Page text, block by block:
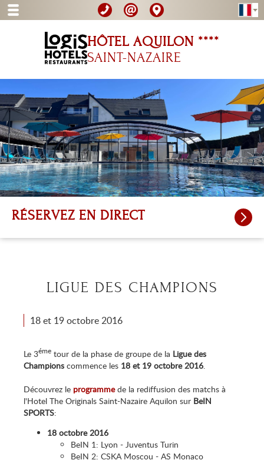
HÔTEL AQUILON ****
SAINT-NAZAIRE
RÉSERVEZ EN DIRECT
LIGUE DES CHAMPIONS
18 et 19 octobre 2016
Le 3éme tour de la phase de groupe de la Ligue des
Champions commence les 18 et 19 octobre 2016
Découvrez le programmede la rediffusion des matchs à
l'Hotel The Originals Saint-Nazaire Aquilon sur BeIN
SPORTS:
18 octobre 2016
BeIN 1: Lyon - Juventus Turin
BeIN 2: CSKA Moscou - AS Monaco